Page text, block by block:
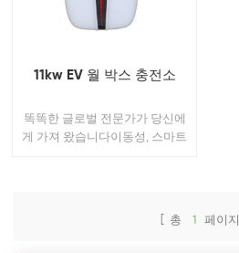
11kw EV 월 박스 충전소
똑똑한 글로벌 전문가가 당신에
게 가져 왔습니다이동성, 스마트
리의 포괄적 인 전문성에 의해
[ 총 1 페이지